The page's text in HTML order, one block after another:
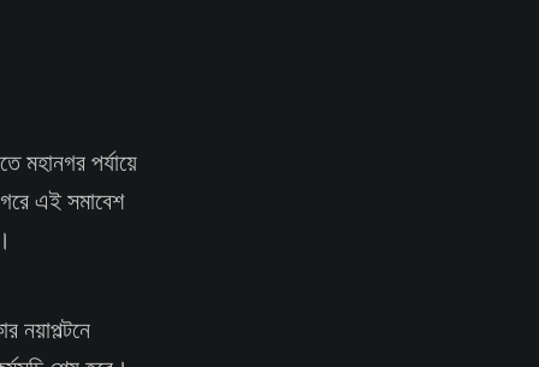
মহানগর পর্যায়ে
এই সমাবেশ
নয়াপল্টনে